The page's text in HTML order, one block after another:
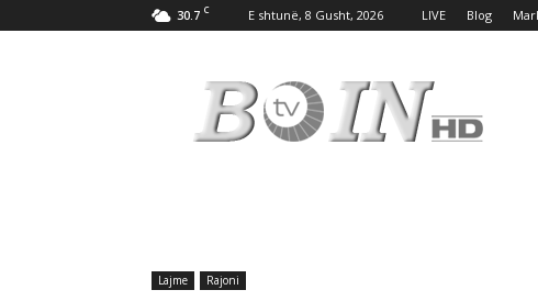
30.7 C E shtunë, 8 Gusht, 2026 LIVE Blog
Boin
Lajme Rajoni